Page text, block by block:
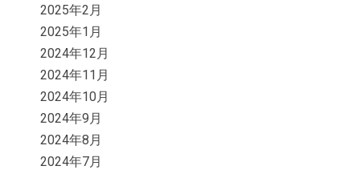
2025年2月
2025年1月
2024年12月
2024年11月
2024年10月
2024年9月
2024年8月
2024年7月